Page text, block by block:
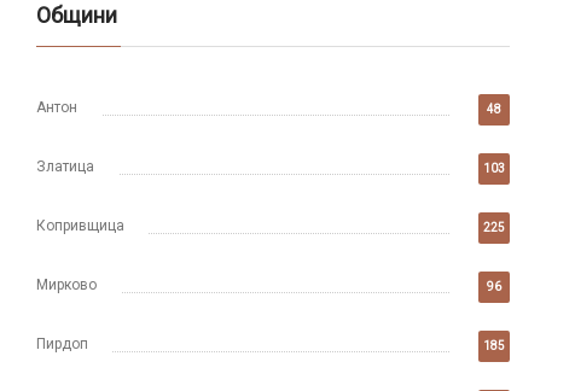
Общини
Антон 48
Златица 103
Копривщица 225
Мирково 96
Пирдоп 185